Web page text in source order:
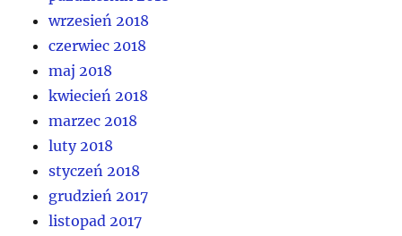
wrzesień 2018
czerwiec 2018
maj 2018
kwiecień 2018
marzec 2018
luty 2018
styczeń 2018
grudzień 2017
listopad 2017